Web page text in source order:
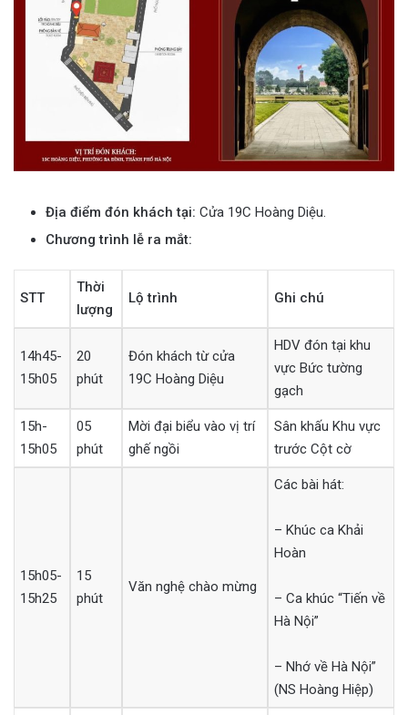
Địa điểm đón khách tại: Cửa 19C Hoàng Diệu.
Chương trình lễ ra mắt:
STT
Thời
lượng
Lộ trình Ghi chú
14h45-
15h05
20
phút
Đón khách từ cửa
19C Hoàng Diệu
HDV đón tại khu
vực Bức tường
gạch
15h-
15h05
05
phút
Mời đại biểu vào vị trí
ghế ngồi
Sân khấu Khu vực
trước Cột cờ
15h05-
15h25
15
phút
Văn nghệ chào mừng
Các bài hát:
– Khúc ca Khải
Hoàn
– Ca khúc “Tiến về
Hà Nội”
– Nhớ về Hà Nội”
(NS Hoàng Hiệp)